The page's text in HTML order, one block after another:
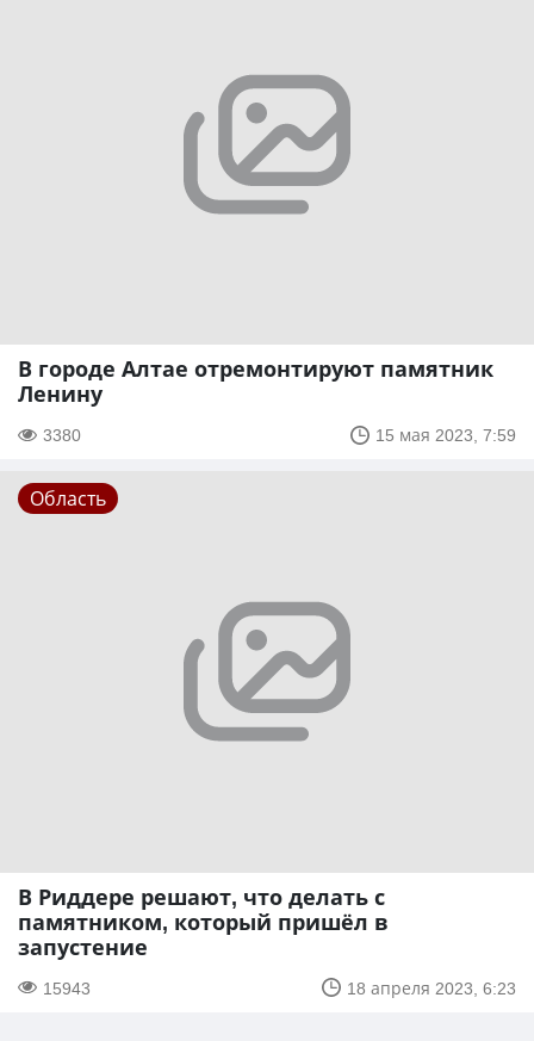
В городе Алтае отремонтируют памятник
Ленину
3380 15 мая 2023, 7:59
Область
В Риддере решают, что делать с
памятником, который пришёл в
запустение
15943 18 апреля 2023, 6:23